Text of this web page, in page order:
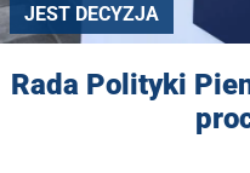
JEST DECYZJA
Rada Polityki